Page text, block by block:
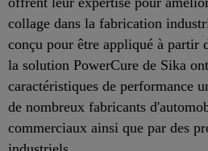
collage dans la fabrication
conçu pour être appliqué à partir
la solution PowerCure de Sika
caractéristiques de performance
de nombreux fabricants
commerciaux ainsi que par des